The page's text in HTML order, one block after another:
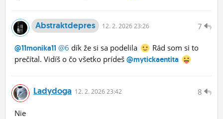
7
Abstraktdepres 12. 2. 2026 23:26
@11monika11 @6 dík že si sa podelila
Rád som si to
prečítal. Vidíš o čo všetko prídeš @mytickaentita
8
Ladydoga 12. 2. 2026 23:42
Nie